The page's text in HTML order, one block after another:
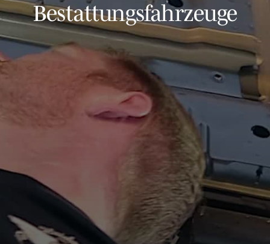
Bestattungsfahrzeuge